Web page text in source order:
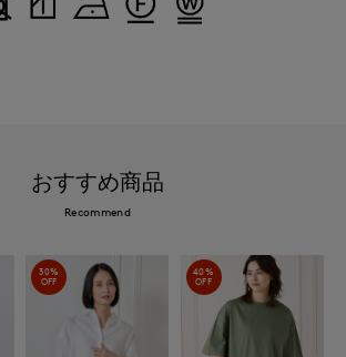
おすすめ商品
Recommend
30%
OFF
40%
OFF